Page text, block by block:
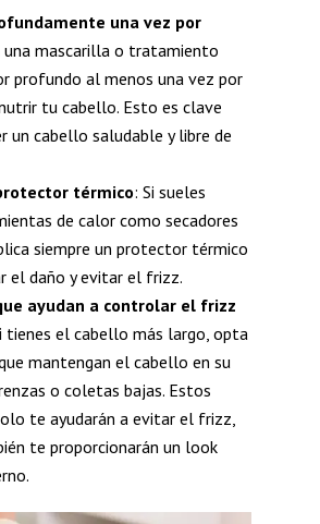
una vez por
una mascarilla o tratamiento
profundo al menos una vez por
tu cabello. Esto es clave
un cabello saludable y libre de
térmico: Si sueles
de calor como secadores
siempre un protector térmico
el daño y evitar el frizz.
ayudan a controlar el frizz
tienes el cabello más largo, opta
mantengan el cabello en su
o coletas bajas. Estos
te ayudarán a evitar el frizz,
te proporcionarán un look